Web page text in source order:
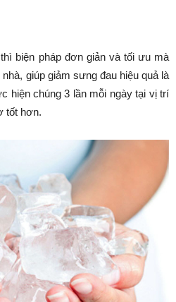
biện pháp đơn giản và tối ưu mà
giúp giảm sưng đau hiệu quả là
hiện chúng 3 lần mỗi ngày tại vị trí
tốt hơn.